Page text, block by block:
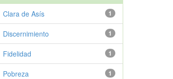
1
Clara de Asís
1
Discernimiento
1
Fidelidad
1
Pobreza